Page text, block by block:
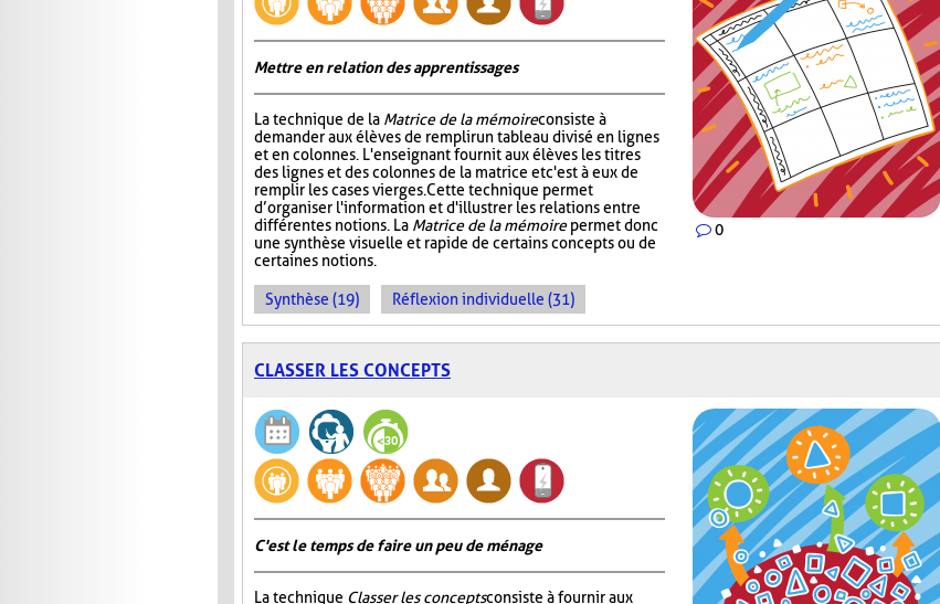
0
Mettre en relation des apprentissages
La technique de la Matrice de la mémoireconsiste à
demander aux élèves de remplir un tableau divisé en lignes
et en colonnes. L'enseignant fournit aux élèves les titres
des lignes et des colonnes de la matrice et c'est à eux de
remplir les cases vierges. Cette technique permet
d’organiser l'information et d'illustrer les relations entre
différentes notions. La Matrice de la mémoirepermet donc
une synthèse visuelle et rapide de certains concepts ou de
certaines notions.
Synthèse (19) Réflexion individuelle (31)
CLASSER LES CONCEPTS
C'est le temps de faire un peu de ménage
La technique Classer les conceptsconsiste à fournir aux